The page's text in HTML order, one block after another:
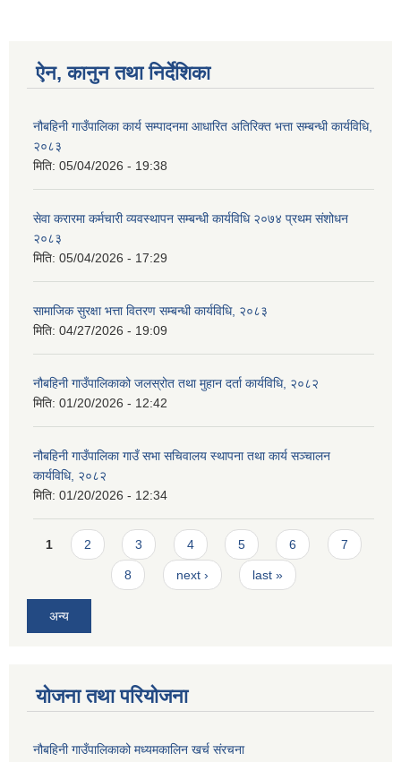
ऐन, कानुन तथा निर्देशिका
नौबहिनी गाउँपालिका कार्य सम्पादनमा आधारित अतिरिक्त भत्ता सम्बन्धी कार्यविधि,
२०८३
मिति: 05/04/2026 - 19:38
सेवा करारमा कर्मचारी व्यवस्थापन सम्बन्धी कार्यविधि २०७४ प्रथम संशोधन
२०८३
मिति: 05/04/2026 - 17:29
सामाजिक सुरक्षा भत्ता वितरण सम्बन्धी कार्यविधि, २०८३
मिति: 04/27/2026 - 19:09
नौबहिनी गाउँपालिकाको जलस्रोत तथा मुहान दर्ता कार्यविधि, २०८२
मिति: 01/20/2026 - 12:42
नौबहिनी गाउँपालिका गाउँ सभा सचिवालय स्थापना तथा कार्य सञ्चालन
कार्यविधि, २०८२
मिति: 01/20/2026 - 12:34
Pages
1 2 3 4 5 6 7
8 next › last »
अन्य
योजना तथा परियोजना
नौबहिनी गाउँपालिकाको मध्यमकालिन खर्च संरचना